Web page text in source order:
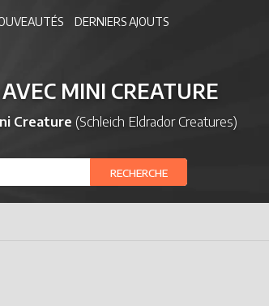
DERNIERS AJOUTS
MINI CREATURE
Creature (Schleich Eldrador Creatures)
RECHERCHE